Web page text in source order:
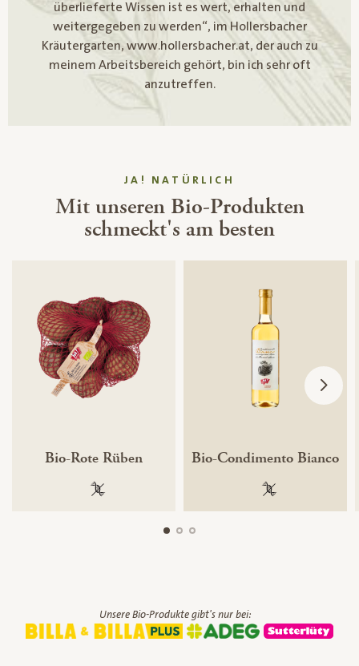
überlieferte Wissen ist es wert, erhalten und
weitergegeben zu werden“, im Hollersbacher
Kräutergarten, www.hollersbacher.at, der auch zu
meinem Arbeitsbereich gehört, bin ich sehr oft
anzutreffen.
JA! NATÜRLICH
Mit unseren Bio-Produkten
schmeckt's am besten
Bio-Rote Rüben
100 % gentechnikfrei
Bio-Condimento Bianco
100 %
Unsere Bio-Produkte gibt's nur bei: